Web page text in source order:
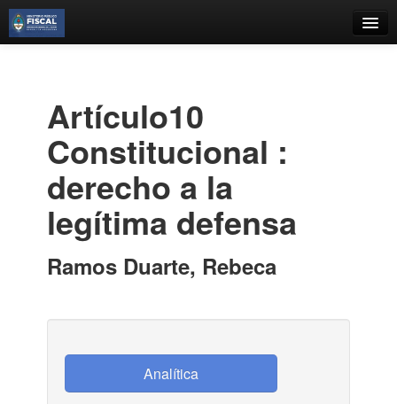
Estantes Virtuales
Contacto
Iniciar sesión
Artículo10
Constitucional :
derecho a la
legítima defensa
Ramos Duarte, Rebeca